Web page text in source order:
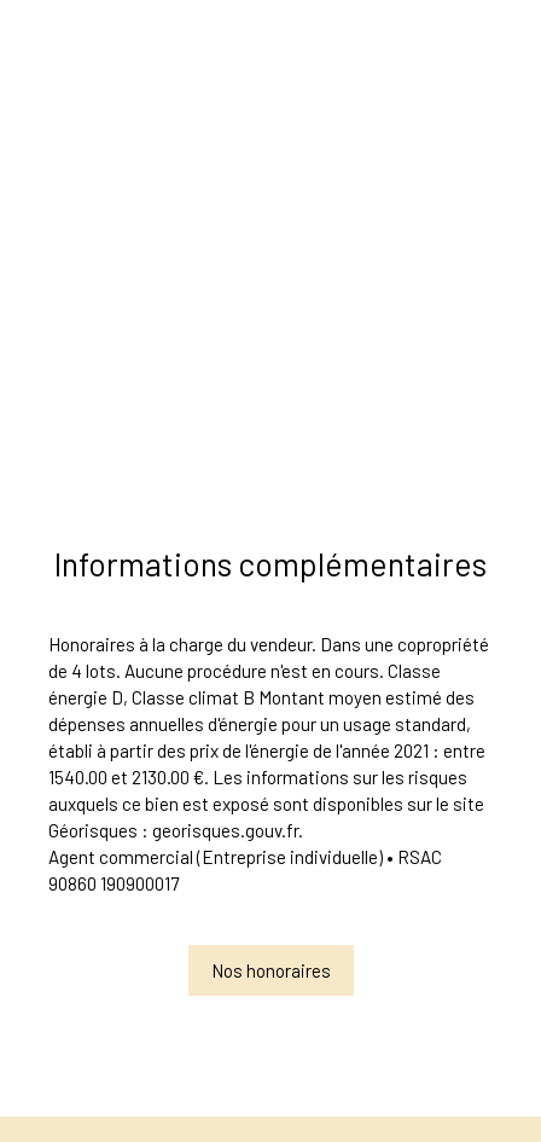
Informations complémentaires
Honoraires à la charge du vendeur. Dans une copropriété
de 4 lots. Aucune procédure n'est en cours. Classe
énergie D, Classe climat B Montant moyen estimé des
dépenses annuelles d'énergie pour un usage standard,
établi à partir des prix de l'énergie de l'année 2021 : entre
1540.00 et 2130.00 €. Les informations sur les risques
auxquels ce bien est exposé sont disponibles sur le site
Géorisques : georisques.gouv.fr.
Agent commercial (Entreprise individuelle) • RSAC
90860 190900017
Nos honoraires